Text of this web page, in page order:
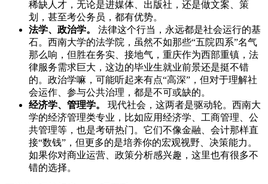
稀缺人才，无论是进媒体、出版社，还是做文案、策
划，甚至考公务员，都有优势。
法学、政治学。
法律这个行当，永远都是社会运行的基
石。西南大学的法学院，虽然不如那些“五院四系”名气
那么响，但胜在务实、接地气，重庆作为西部重镇，法
律服务需求巨大，这边的毕业生就业前景还是挺不错
的。政治学嘛，可能听起来有点“高深”，但对于理解社
会运作、参与公共治理，都是不可或缺的。
经济学、管理学。
现代社会，这两者是驱动轮。西南大
学的经济管理类专业，比如应用经济学、工商管理、公
共管理等，也是考研热门。它们不像金融、会计那样直
接“数钱”，但更多的是培养你的宏观视野、决策能力。
如果你对商业运营、政策分析感兴趣，这里也有很多不
错的选择。